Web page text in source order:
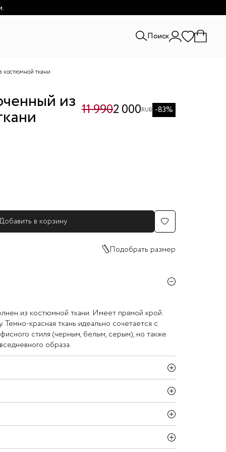
Поиск
костюмной ткани
из 11 9902 000RUB -83%
в корзину
Подобрать размер
из костюмной ткани. Имеет прямой крой.
Темно-красная ткань идеально сочетается с
стиля (черным, белым, серым), но также
образа.